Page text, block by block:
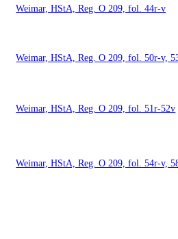
Weimar, HStA, Reg. O 209, fol. 44r-v
Weimar, HStA, Reg. O 209, fol. 50r-v,
Weimar, HStA, Reg. O 209, fol. 51r-52v
Weimar, HStA, Reg. O 209, fol. 54r-v,